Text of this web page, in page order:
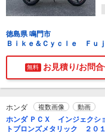
徳島県 鳴門市
Ｂｉｋｅ＆Ｃｙｃｌｅ Ｆｕ
無料 お見積り/お問
ホンダ 複数画像 動画
ホンダ ＰＣＸ インジェク
トブロンズメタリック ２０